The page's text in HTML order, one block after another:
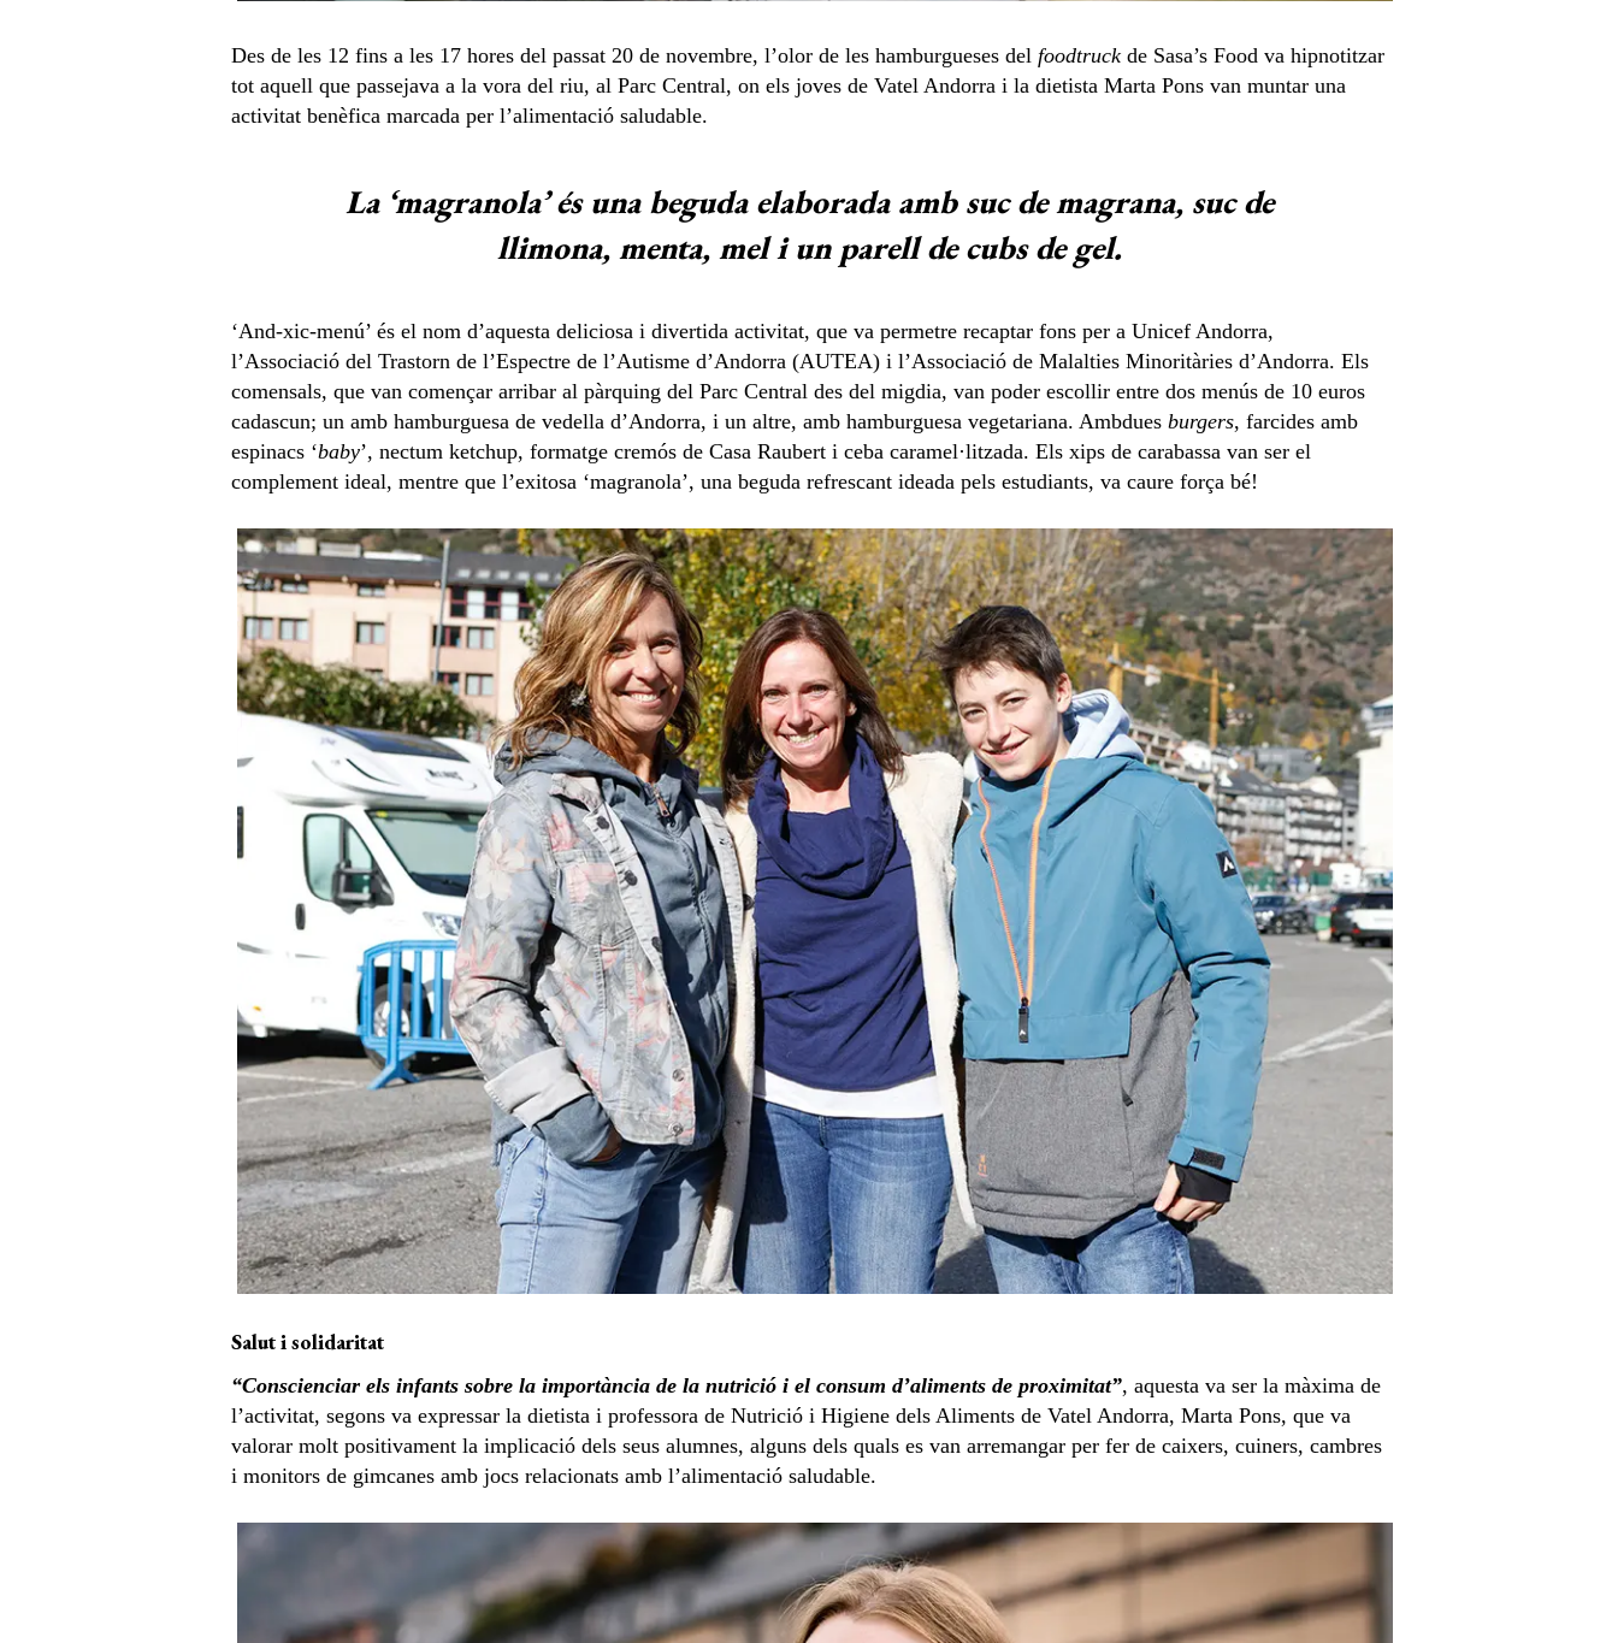
Des de les 12 fins a les 17 hores del passat 20 de novembre, l’olor de les hamburgueses del foodtruck de Sasa’s Food va hipnotitzar
tot aquell que passejava a la vora del riu, al Parc Central, on els joves de Vatel Andorra i la dietista Marta Pons van muntar una
activitat benèfica marcada per l’alimentació saludable.
La ‘magranola’ és una beguda elaborada amb suc de magrana, suc de
llimona, menta, mel i un parell de cubs de gel.
‘And-xic-menú’ és el nom d’aquesta deliciosa i divertida activitat, que va permetre recaptar fons per a Unicef Andorra,
l’Associació del Trastorn de l’Espectre de l’Autisme d’Andorra (AUTEA) i l’Associació de Malalties Minoritàries d’Andorra. Els
comensals, que van començar arribar al pàrquing del Parc Central des del migdia, van poder escollir entre dos menús de 10 euros
cadascun; un amb hamburguesa de vedella d’Andorra, i un altre, amb hamburguesa vegetariana. Ambdues burgers, farcides amb
espinacs ‘baby’, nectum ketchup, formatge cremós de Casa Raubert i ceba caramel·litzada. Els xips de carabassa van ser el
complement ideal, mentre que l’exitosa ‘magranola’, una beguda refrescant ideada pels estudiants, va caure força bé!
Salut i solidaritat
“Conscienciar els infants sobre la importància de la nutrició i el consum d’aliments de proximitat”, aquesta va ser la màxima de
l’activitat, segons va expressar la dietista i professora de Nutrició i Higiene dels Aliments de Vatel Andorra, Marta Pons, que va
valorar molt positivament la implicació dels seus alumnes, alguns dels quals es van arremangar per fer de caixers, cuiners, cambres
i monitors de gimcanes amb jocs relacionats amb l’alimentació saludable.